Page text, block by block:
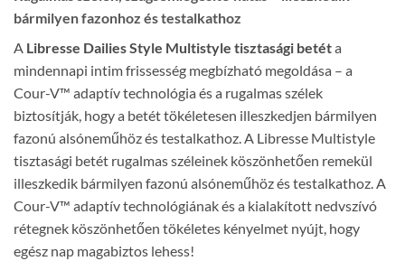
bármilyen fazonhoz és testalkathoz
A Libresse Dailies Style Multistyle tisztasági betéta
mindennapi intim frissesség megbízható megoldása – a
Cour-V™ adaptív technológia és a rugalmas szélek
biztosítják, hogy a betét tökéletesen illeszkedjen bármilyen
fazonú alsóneműhöz és testalkathoz. A Libresse Multistyle
tisztasági betét rugalmas széleinek köszönhetően remekül
illeszkedik bármilyen fazonú alsóneműhöz és testalkathoz. A
Cour-V™ adaptív technológiának és a kialakított nedvszívó
rétegnek köszönhetően tökéletes kényelmet nyújt, hogy
egész nap magabiztos lehess!